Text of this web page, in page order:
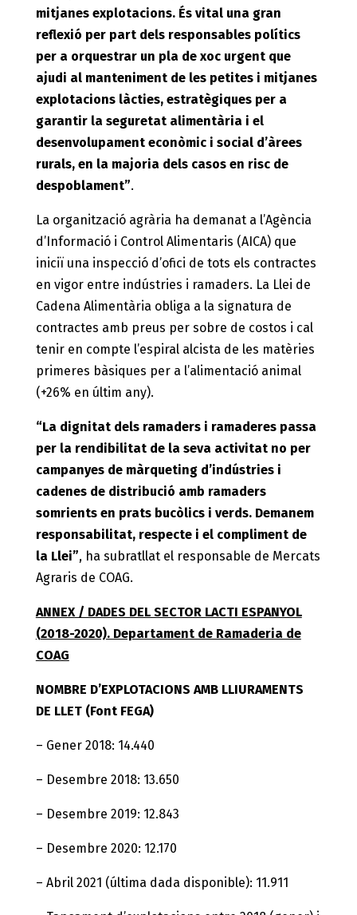
mitjanes explotacions. És vital una gran
reflexió per part dels responsables polítics
per a orquestrar un pla de xoc urgent que
ajudi al manteniment de les petites i mitjanes
explotacions làcties, estratègiques per a
garantir la seguretat alimentària i el
desenvolupament econòmic i social d’àrees
rurals, en la majoria dels casos en risc de
despoblament”.
La organització agrària ha demanat a l’Agència
d’Informació i Control Alimentaris (AICA) que
iniciï una inspecció d’ofici de tots els contractes
en vigor entre indústries i ramaders. La Llei de
Cadena Alimentària obliga a la signatura de
contractes amb preus per sobre de costos i cal
tenir en compte l’espiral alcista de les matèries
primeres bàsiques per a l’alimentació animal
(+26% en últim any).
“La dignitat dels ramaders i ramaderes passa
per la rendibilitat de la seva activitat no per
campanyes de màrqueting d’indústries i
cadenes de distribució amb ramaders
somrients en prats bucòlics i verds. Demanem
responsabilitat, respecte i el compliment de
la Llei”, ha subratllat el responsable de Mercats
Agraris de COAG.
ANNEX / DADES DEL SECTOR LACTI ESPANYOL
(2018-2020). Departament de Ramaderia de
COAG
NOMBRE D’EXPLOTACIONS AMB LLIURAMENTS
DE LLET (Font FEGA)
– Gener 2018: 14.440
– Desembre 2018: 13.650
– Desembre 2019: 12.843
– Desembre 2020: 12.170
– Abril 2021 (última dada disponible): 11.911